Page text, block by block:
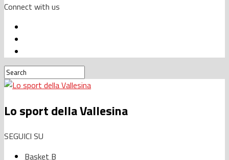
Connect with us
Lo sport della Vallesina
SEGUICI SU
Basket B